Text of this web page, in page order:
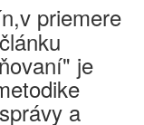
priemere
je
a